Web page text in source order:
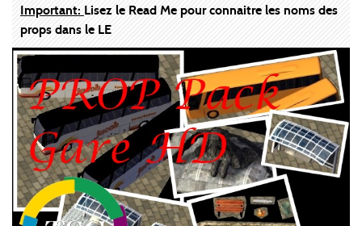
Important: Lisez le Read Me pour connaitre les noms des
props dans le LE